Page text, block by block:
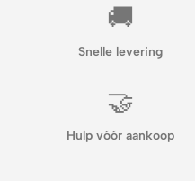
🚚
Snelle levering
🤝
Hulp vóór aankoop